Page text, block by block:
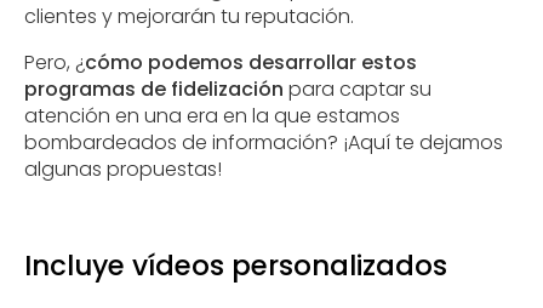
clientes y mejorarán tu reputación.
Pero, ¿cómo podemos desarrollar estos
programas de fidelización para captar su
atención en una era en la que estamos
bombardeados de información? ¡Aquí te dejamos
algunas propuestas!
Incluye vídeos personalizados